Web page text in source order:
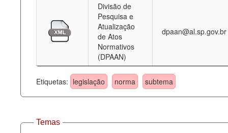
Divisão de
Pesquisa e
Atualização
de Atos
Normativos
(DPAAN)
dpaan@al.sp.gov.br
Etiquetas: legislação norma subtema
Temas